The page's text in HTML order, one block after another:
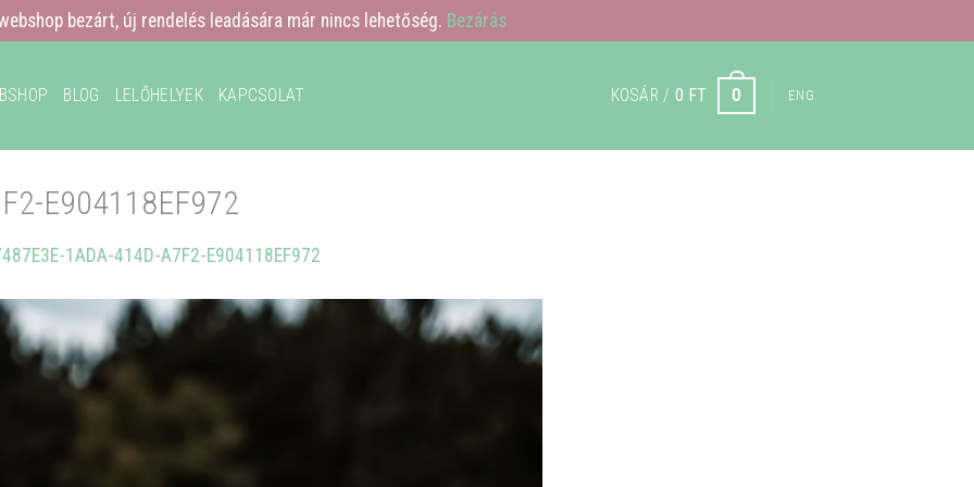
bezárt, új rendelés leadására már nincs lehetőség. Bezárás
BLOG LELŐHELYEK KAPCSOLAT KOSÁR /0 FT 0 ENG
E904118EF972
1ADA-414D-A7F2-E904118EF972